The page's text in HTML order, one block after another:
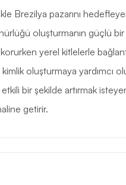
Brezilya pazarını
oluşturmanın güçlü
yerel kitlelerle
oluşturmaya yardımcı
bir şekilde artırmak
getirir.